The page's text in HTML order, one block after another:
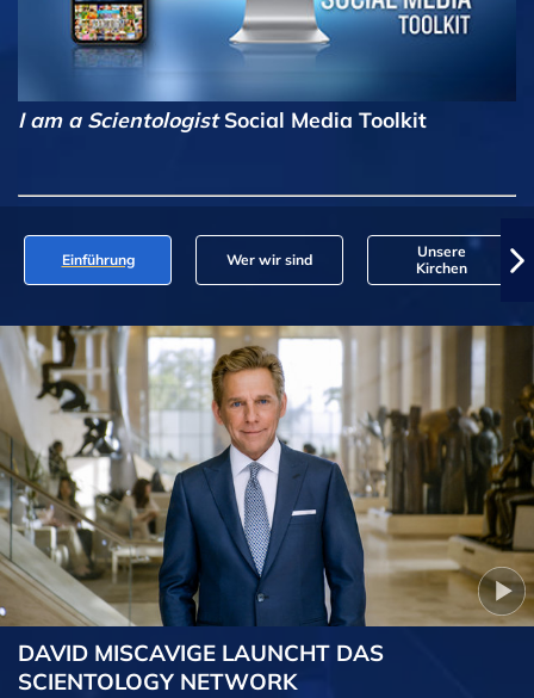
I am a ScientologistSocial Media Toolkit
Einführung Wer wir sind
Unsere
Kirchen
DAVID MISCAVIGE LAUNCHT DAS
SCIENTOLOGY NETWORK